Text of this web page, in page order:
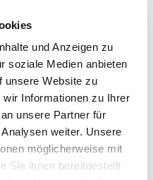
und Anzeigen zu
soziale Medien anbieten
unsere Website zu
Informationen zu Ihrer
unsere Partner für
weiter. Unsere
möglicherweise mit
Sie ihnen bereitgestellt